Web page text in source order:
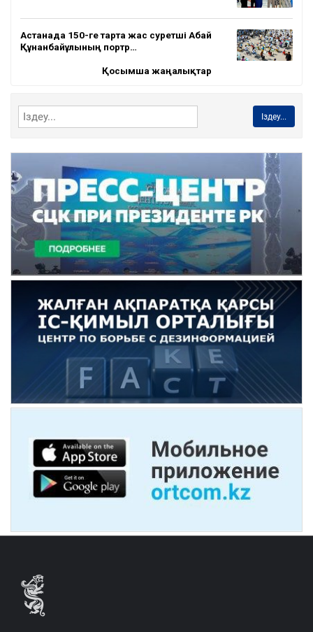
Астанада 150-ге тарта жас суретші Абай
Құнанбайұлының портр…
Қосымша жаңалықтар
Іздеу...